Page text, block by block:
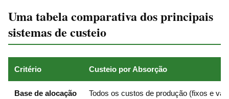
Uma tabela comparativa dos principais
sistemas de custeio
Critério Custeio por Absorção
Base de alocação Todos os custos de produção (fixos e